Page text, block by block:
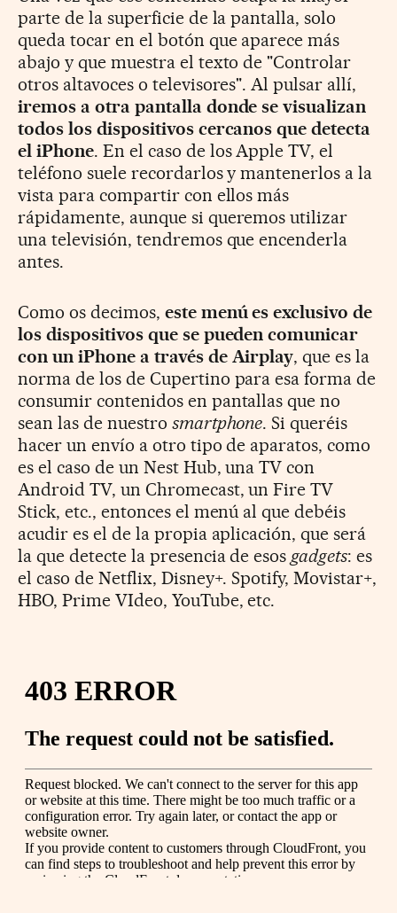
parte de la superficie de la pantalla, solo
queda tocar en el botón que aparece más
abajo y que muestra el texto de "Controlar
otros altavoces o televisores". Al pulsar allí,
iremos a otra pantalla donde se visualizan
todos los dispositivos cercanos que detecta
el iPhone. En el caso de los Apple TV, el
teléfono suele recordarlos y mantenerlos a la
vista para compartir con ellos más
rápidamente, aunque si queremos utilizar
una televisión, tendremos que encenderla
antes.
Como os decimos, este menú es exclusivo de
los dispositivos que se pueden comunicar
con un iPhone a través de Airplay, que es la
norma de los de Cupertino para esa forma de
consumir contenidos en pantallas que no
sean las de nuestro smartphone. Si queréis
hacer un envío a otro tipo de aparatos, como
es el caso de un Nest Hub, una TV con
Android TV, un Chromecast, un Fire TV
Stick, etc., entonces el menú al que debéis
acudir es el de la propia aplicación, que será
la que detecte la presencia de esosgadgets: es
el caso de Netflix, Disney+. Spotify, Movistar+,
HBO, Prime VIdeo, YouTube, etc.